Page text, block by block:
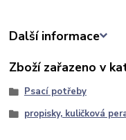
Další informace
Zboží zařazeno v
Psací potřeby
propisky, kuličková